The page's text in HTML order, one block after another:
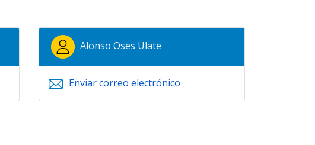
Alonso Oses Ulate
Enviar correo electrónico